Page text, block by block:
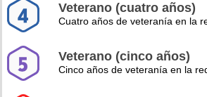
Veterano (cuatro años)
Cuatro años de veteranía en la
Veterano (cinco años)
Cinco años de veteranía en la